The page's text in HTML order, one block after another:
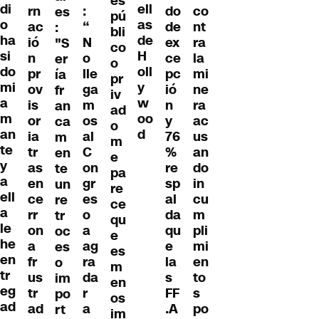
di
o
ha
si
do
mi
a
m
an
te
y
a
ell
a
le
he
en
tr
eg
ad
rn
ac
ió
n
pr
ov
is
or
ia
tr
as
en
ce
rr
on
a
fr
us
tr
ad
es
:
"S
er
ía
fr
an
ca
m
en
te
un
re
tr
oc
es
o
im
po
rt
:
“
N
o
lle
ga
m
os
al
C
on
gr
es
o
a
ag
ra
da
r
a
pú
bli
co
o
pr
iv
ad
o
m
e
pa
re
ce
qu
e
es
m
en
os
im
ell
as
de
H
oll
y
w
oo
d
do
de
ex
ce
pc
ió
n
y
76
%
re
sp
al
da
qu
e
la
s
FF
.A
co
nt
ra
la
mi
ne
ra
ac
us
an
do
in
cu
m
pli
mi
en
to
s
po